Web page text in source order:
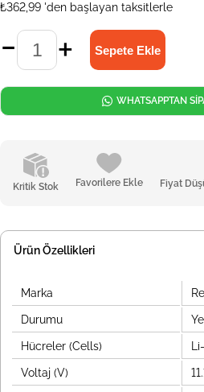
₺362,99 'den başlayan taksitlerle
Kritik Stok Favorilere Ekle Fiyat
WHATSAPPTAN
Ürün Özellikleri
Marka
Durumu
Hücreler (Cells)
Voltaj (V)